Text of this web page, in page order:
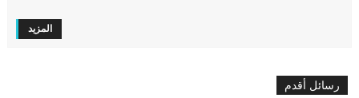
المزيد
رسائل أقدم